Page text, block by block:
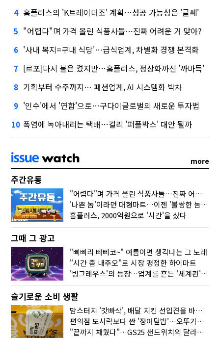
4 홈플러스의 'K트레이더조' 계획…성공 가능성은 '글쎄'
5 "어렵다"며 가격 올린 식품사들…진짜 어려운 거 맞아?
6 '사내 복지=구내 식당'…급식업계, 차별화 경쟁 본격화
7 [르포]다시 불은 켰지만…홈플러스, 정상화까진 '까마득'
8 기획부터 수주까지… 패션업계, AI 시스템화 박차
9 '인수'에서 '연합'으로…구다이글로벌의 새로운 투자법
10 폭염에 녹아내리는 택배…컬리 '퍼플박스' 대안 될까
more
주간유통
"어렵다"며 가격 올린 식품사들…진짜 어려운 거 맞아?
'나쁜 놈'이라던 대형마트…이젠 '불쌍한 놈' 됐다
홈플러스, 2000억원으로 '시간'을 샀다
그때 그 광고
"삐삐리 빠삐코~" 여름이면 생각나는 그 노래
"시간 좀 내주오"로 시장 평정한 하이마트
'빙그레우스'의 등장…업계를 흔든 '세계관' 마케팅
슬기로운 소비 생활
맘스터치 '갓빠삭', 배달 치킨 선입견을 바꿨다
편의점 도시락보다 싼 '장어덮밥'…오뚜기가 해냈다
"끝까지 채웠다"…GS25 샌드위치의 달라진 '속'사정